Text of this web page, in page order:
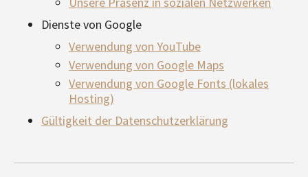
Dienste von Google
Verwendung von YouTube
Verwendung von Google Maps
Verwendung von Google Fonts (lokales
Hosting)
Gültigkeit der Datenschutzerklärung